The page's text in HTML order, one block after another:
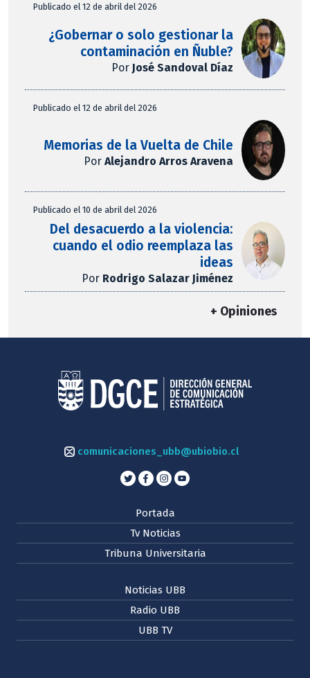
Publicado el 12 de abril del 2026
¿Gobernar o solo gestionar la
contaminación en Ñuble?
Por José Sandoval Díaz
Publicado el 12 de abril del 2026
Memorias de la Vuelta de Chile
PorAlejandro Arros Aravena
Publicado el 10 de abril del 2026
Del desacuerdo a la violencia:
cuando el odio reemplaza las
ideas
Por Rodrigo Salazar Jiménez
+ Opiniones
comunicaciones_ubb@ubiobio.cl
Portada
Tv Noticias
Tribuna Universitaria
Noticias UBB
Radio UBB
UBB TV